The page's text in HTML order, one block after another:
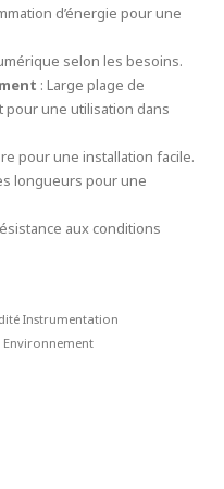
d’énergie pour une
selon les besoins.
: Large plage de
une utilisation dans
pour une installation facile.
longueurs pour une
aux conditions
Instrumentation